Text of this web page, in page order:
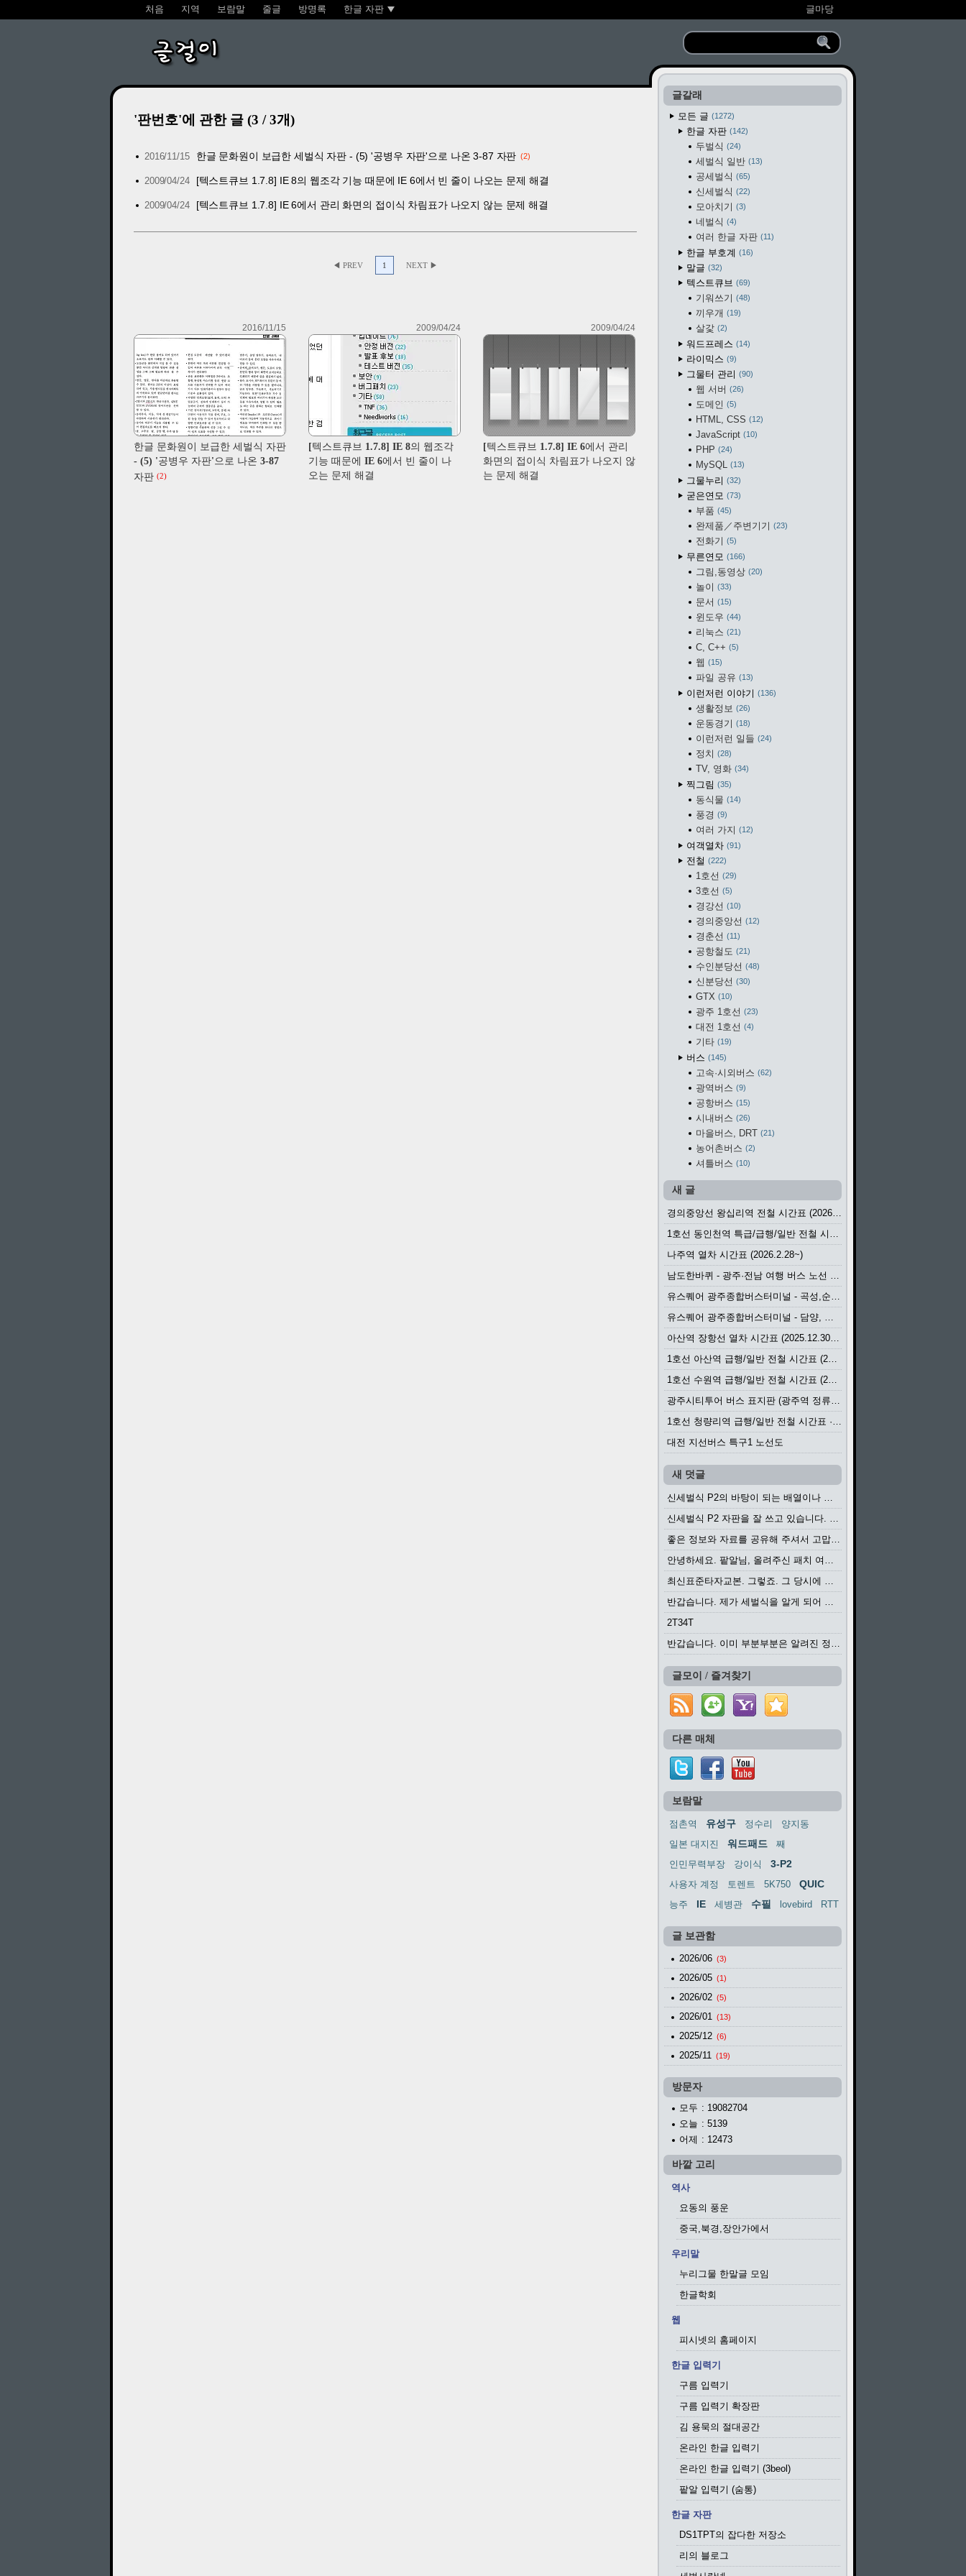
처음 지역 보람말 줄글 방명록 한글 자판 글마당
글걸이
'판번호'에 관한 글 (3 / 3개)
2016/11/15 한글 문화원이 보급한 세벌식 자판 - (5) '공병우 자판'으로 나온 3-87 자판 2
2009/04/24 [텍스트큐브 1.7.8] IE 8의 웹조각 기능 때문에 IE 6에서 빈 줄이 나오는 문제 해결
2009/04/24 [텍스트큐브 1.7.8] IE 6에서 관리 화면의 접이식 차림표가 나오지 않는 문제 해결
◀ PREV 1 NEXT ▶
2016/11/15
한글 문화원이 보급한 세벌식 자판
- (5) '공병우 자판'으로 나온 3-87
자판 (2)
2009/04/24
[텍스트큐브 1.7.8] IE 8의 웹조각
기능 때문에 IE 6에서 빈 줄이 나
오는 문제 해결
2009/04/24
[텍스트큐브 1.7.8] IE 6에서 관리
화면의 접이식 차림표가 나오지 않
는 문제 해결
글갈래
모든 글
1272
한글 자판 142
두벌식 24
세벌식 일반 13
공세벌식 65
신세벌식 22
모아치기 3
네벌식 4
여러 한글 자판 11
한글 부호계 16
말글 32
텍스트큐브 69
기워쓰기 48
끼우개 19
살갗 2
워드프레스 14
라이믹스 9
그물터 관리 90
웹 서버 26
도메인 5
HTML, CSS 12
JavaScript 10
PHP 24
MySQL 13
그물누리 32
굳은연모 73
부품 45
완제품／주변기기 23
전화기 5
무른연모 166
그림,동영상 20
놀이 33
문서 15
윈도우 44
리눅스 21
C, C++ 5
웹 15
파일 공유 13
이런저런 이야기 136
생활정보 26
운동경기 18
이런저런 일들 24
정치 28
TV, 영화 34
찍그림 35
동식물 14
풍경 9
여러 가지 12
여객열차 91
전철 222
1호선 29
3호선 5
경강선 10
경의중앙선 12
경춘선 11
공항철도 21
수인분당선 48
신분당선 30
GTX 10
광주 1호선 23
대전 1호선 4
기타 19
버스 145
고속·시외버스 62
광역버스 9
공항버스 15
시내버스 26
마을버스, DRT 21
농어촌버스 2
셔틀버스 10
새 글
경의중앙선 왕십리역 전철 시간표 (2026.4.20~)
1호선 동인천역 특급/급행/일반 전철 시간표 (2026.2.28~)
나주역 열차 시간표 (2026.2.28~)
남도한바퀴 - 광주·전남 여행 버스 노선 (2026.3.1~5.31)
유스퀘어 광주종합버스터미널 - 곡성,순천／화순,보성,율포 방면 시외버스 시간표 (2026.1.31)
유스퀘어 광주종합버스터미널 - 담양, 순창, 남원, 무주, 장수, 거창, 대구 방면 시외버스 시간표 (2026...
아산역 장항선 열차 시간표 (2025.12.30 기준) (무궁화호, ITX-마음, 새마을호, 서해금빛열차)
1호선 아산역 급행/일반 전철 시간표 (2025.12.30~)
1호선 수원역 급행/일반 전철 시간표 (2025.12.30~)
광주시티투어 버스 표지판 (광주역 정류장) (2024?)
1호선 청량리역 급행/일반 전철 시간표 · 노선도 (2025.12.30~)
대전 지선버스 특구1 노선도
새 덧글
신세벌식 P2의 바탕이 되는 배열이나 주요 기능...
신세벌식 P2 자판을 잘 쓰고 있습니다. 쓰기 편리...
좋은 정보와 자료를 공유해 주셔서 고맙습니다....
안녕하세요. 팥알님, 올려주신 패치 여러모로 감사...
최신표준타자교본. 그렇죠. 그 당시에 최신 표준...
반갑습니다. 제가 세벌식을 알게 되어 세벌식 써...
2T34T
반갑습니다. 이미 부분부분은 알려진 정보들이...
글모이 / 즐겨찾기
다른 매체
보람말
점촌역 유성구 정수리
양지동
일본 대지진
워드패드
째
인민무력부장
강이식 3-P2
사용자 계정 토렌트 5K750 QUIC
능주 IE 세병관 수필 lovebird RTT
글 보관함
2026/06 (3)
2026/05 (1)
2026/02 (5)
2026/01 (13)
2025/12 (6)
2025/11 (19)
방문자
모두 : 19082704
오늘 : 5139
어제 : 12473
바깥 고리
역사
요동의 풍운
중국,북경,장안가에서
우리말
누리그물 한말글 모임
한글학회
웹
피시넷의 홈페이지
한글 입력기
구름 입력기
구름 입력기 확장판
김 용묵의 절대공간
온라인 한글 입력기
온라인 한글 입력기 (3beol)
팥알 입력기 (숨통)
한글 자판
DS1TPT의 잡다한 저장소
리의 블로그